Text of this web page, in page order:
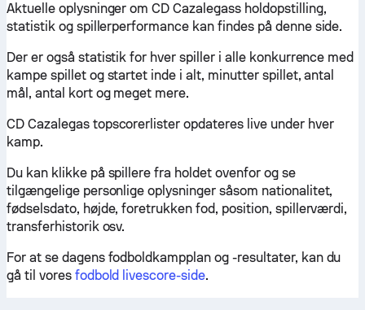
Aktuelle oplysninger om CD Cazalegass holdopstilling,
statistik og spillerperformance kan findes på denne side.
Der er også statistik for hver spiller i alle konkurrence med
kampe spillet og startet inde i alt, minutter spillet, antal
mål, antal kort og meget mere.
CD Cazalegas topscorerlister opdateres live under hver
kamp.
Du kan klikke på spillere fra holdet ovenfor og se
tilgængelige personlige oplysninger såsom nationalitet,
fødselsdato, højde, foretrukken fod, position, spillerværdi,
transferhistorik osv.
For at se dagens fodboldkampplan og -resultater, kan du
gå til vores fodbold livescore-side.